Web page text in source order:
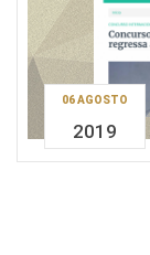
06 AGOSTO
2019